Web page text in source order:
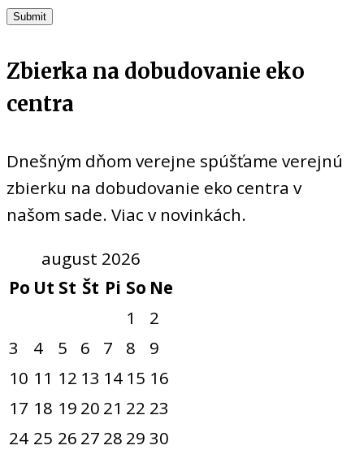
Zbierka na dobudovanie eko
centra
Dnešným dňom verejne spúšťame verejnú
zbierku na dobudovanie eko centra v
našom sade. Viac v novinkách.
august 2026
Po Ut St Št Pi So Ne
1
2
3
4 5 6 7 8
9
10 11 12 13 14 15 16
17 18 19 20 21 22 23
24 25 26 27 28 29 30